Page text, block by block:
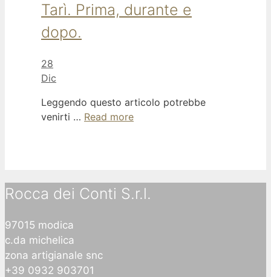
Tarì. Prima, durante e
dopo.
28
Dic
Leggendo questo articolo potrebbe
venirti … Read more
Rocca dei Conti S.r.l.
97015 modica
c.da michelica
zona artigianale snc
+39 0932 903701